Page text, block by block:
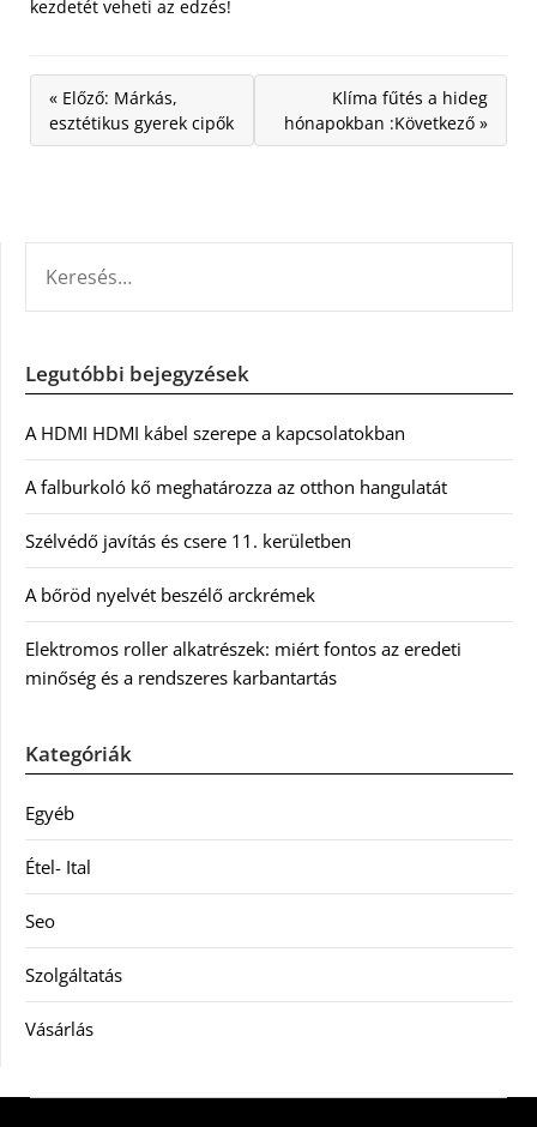
kezdetét veheti az edzés!
« Előző: Márkás,
esztétikus gyerek cipők
Klíma fűtés a hideg
hónapokban :Következő »
Legutóbbi bejegyzések
A HDMI HDMI kábel szerepe a kapcsolatokban
A falburkoló kő meghatározza az otthon hangulatát
Szélvédő javítás és csere 11. kerületben
A bőröd nyelvét beszélő arckrémek
Elektromos roller alkatrészek: miért fontos az eredeti
minőség és a rendszeres karbantartás
Kategóriák
Egyéb
Étel- Ital
Seo
Szolgáltatás
Vásárlás